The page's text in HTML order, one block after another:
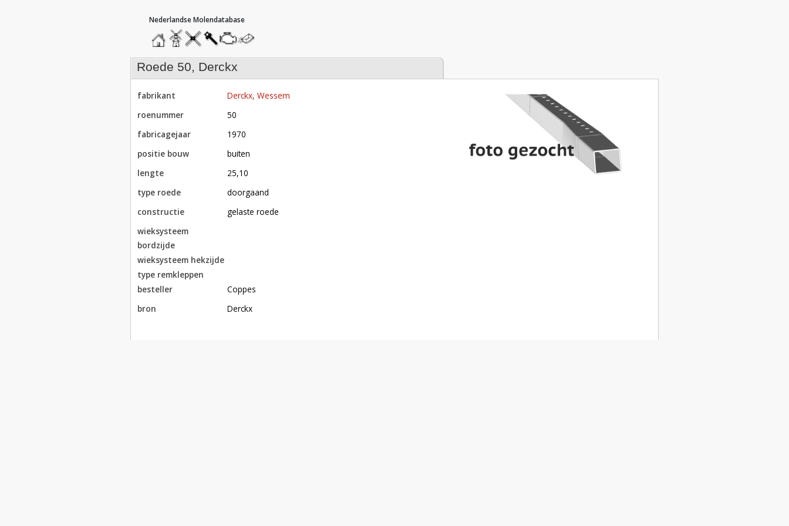
hoofdmenu
homemolendatabase
roedendatabase
assendatabase
motorendatabase
stuur
een
bericht
roede 50, Derckx
fabrikant
Derckx, Wessem
roenummer
50
fabricagejaar
1970
positie bouw
buiten
lengte
25,10
type roede
doorgaand
constructie
gelaste roede
wieksysteem
bordzijde
wieksysteem hekzijde
type remkleppen
besteller
Coppes
bron